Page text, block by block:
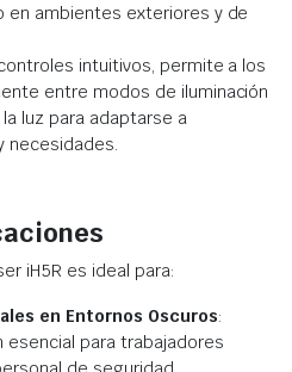
en ambientes exteriores y de
intuitivos, permite a los
entre modos de iluminación
luz para adaptarse a
necesidades.
iH5R es ideal para:
en Entornos Oscuros:
esencial para trabajadores